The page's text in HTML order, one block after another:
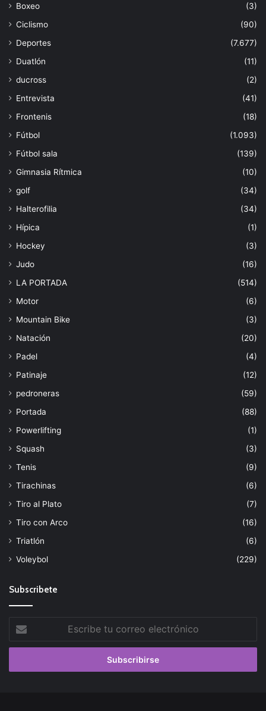
Boxeo
(3)
Ciclismo
(90)
Deportes
(7.677)
Duatlón
(11)
ducross
(2)
Entrevista
(41)
Frontenis
(18)
Fútbol
(1.093)
Fútbol sala
(139)
Gimnasia Rítmica
(10)
golf
(34)
Halterofilia
(34)
Hípica
(1)
Hockey
(3)
Judo
(16)
LA PORTADA
(514)
Motor
(6)
Mountain Bike
(3)
Natación
(20)
Padel
(4)
Patinaje
(12)
pedroneras
(59)
Portada
(88)
Powerlifting
(1)
Squash
(3)
Tenis
(9)
Tirachinas
(6)
Tiro al Plato
(7)
Tiro con Arco
(16)
Triatlón
(6)
Voleybol
(229)
Subscribete
tu
correo